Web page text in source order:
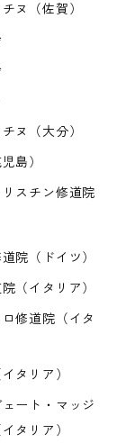
ヌ（佐賀）
ヌ（大分）
島）
スチン修道院
院（ドイツ）
（イタリア）
修道院（イタ
タリア）
ート・マッジ
タリア）